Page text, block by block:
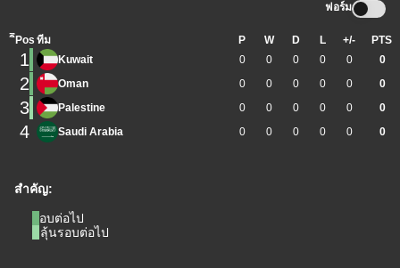
ฟอร์ม
สำคัญ:
รอบต่อไป
มีลุ้นรอบต่อไป
ิีPos ทีม P W D L +/- PTS
1 Kuwait 0 0 0 0 0 0
2 Oman 0 0 0 0 0 0
3 Palestine 0 0 0 0 0 0
4 Saudi Arabia 0 0 0 0 0 0